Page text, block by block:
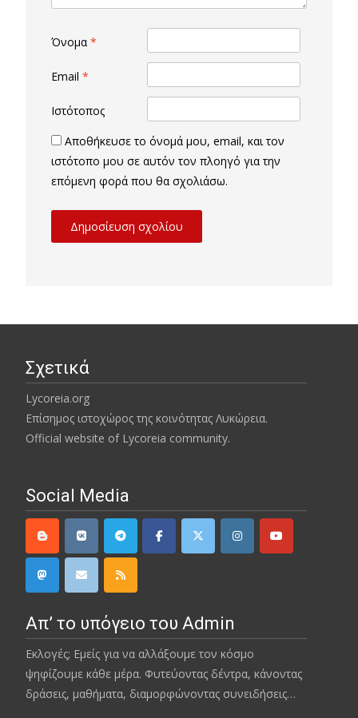
Όνομα *
Email *
Ιστότοπος
Αποθήκευσε το όνομά μου, email, και τον
ιστότοπο μου σε αυτόν τον πλοηγό για την
επόμενη φορά που θα σχολιάσω.
Σχετικά
Lycoreia.org
Επίσημος ιστοχώρος της κοινότητας Λυκώρεια.
Official website of Lycoreia community.
Social Media
Απ’ το υπόγειο του Admin
Εκλογές; Εμείς για να αλλάξουμε τον κόσμο
ψηφίζουμε κάθε μέρα. Φυτεύοντας δέντρα, κάνοντας
δράσεις, μαθήματα, διαμορφώνοντας συνειδήσεις…